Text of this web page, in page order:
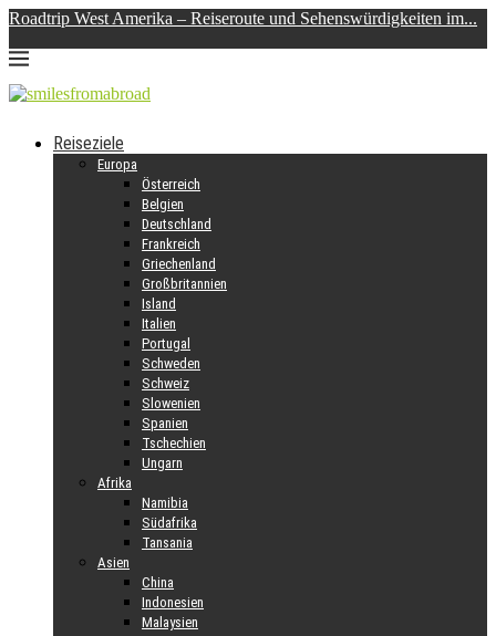
Roadtrip West Amerika – Reiseroute und Sehenswürdigkeiten im...
Reiseziele
Europa
Österreich
Belgien
Deutschland
Frankreich
Griechenland
Großbritannien
Island
Italien
Portugal
Schweden
Schweiz
Slowenien
Spanien
Tschechien
Ungarn
Afrika
Namibia
Südafrika
Tansania
Asien
China
Indonesien
Malaysien